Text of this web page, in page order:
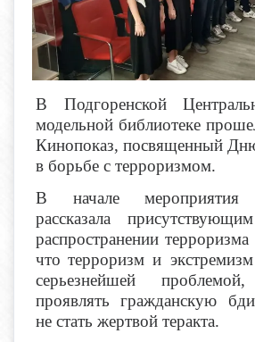
В Подгоренской
модельной библиотеке
Кинопоказ, посвященный
в борьбе с терроризмом.
В начале мероприятия
рассказала
распространении
что терроризм и
серьезнейшей
проявлять гражданскую
не стать жертвой теракта.